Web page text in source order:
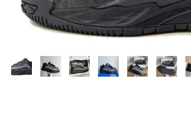
a
t
o
n
t